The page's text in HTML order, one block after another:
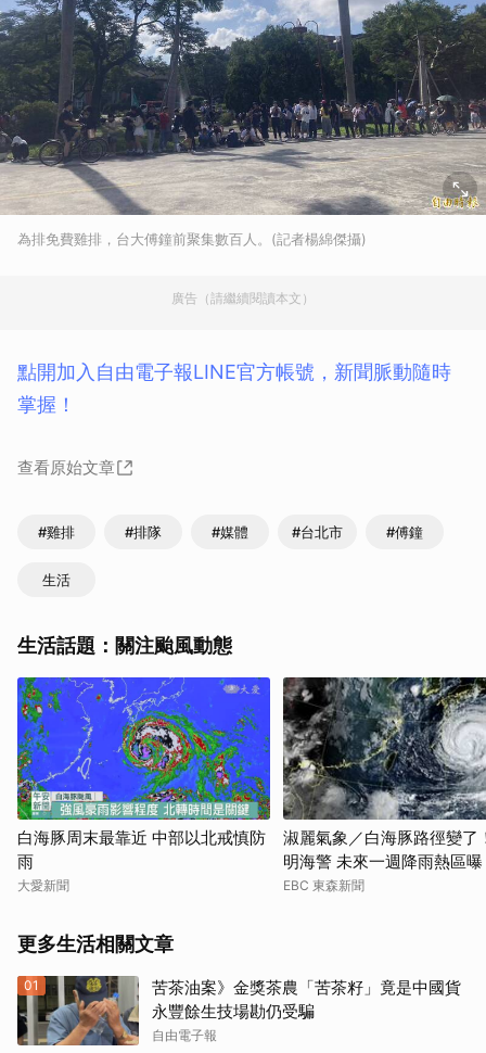
為排免費雞排，台大傅鐘前聚集數百人。(記者楊綿傑攝)
廣告（請繼續閱讀本文）
點開加入自由電子報LINE官方帳號，新聞脈動隨時
掌握！
查看原始文章
#雞排 #排隊 #媒體 #台北市 #傅鐘
生活
生活話題：關注颱風動態
白海豚周末最靠近 中部以北戒慎防
雨
大愛新聞
淑麗氣象／白海豚路徑變了
明海警 未來一週降雨熱區曝
EBC 東森新聞
更多生活相關文章
01
苦茶油案》金獎茶農「苦茶籽」竟是中國貨
永豐餘生技場勘仍受騙
自由電子報